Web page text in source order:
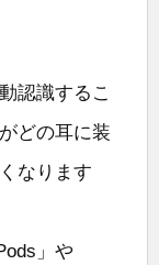
認識するこ
どの耳に装
なります
」や